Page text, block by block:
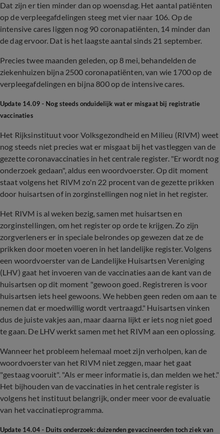
Dat zijn er tien minder dan op woensdag. Het aantal patiënten
op de verpleegafdelingen steeg met vier naar 106. Op de
intensive cares liggen nog 90 coronapatiënten, 14 minder dan
de dag ervoor. Dat is het laagste aantal sinds 21 september.
Precies twee maanden geleden, op 8 mei, behandelden de
ziekenhuizen bijna 2500 coronapatiënten, van wie 1700 op de
verpleegafdelingen en bijna 800 op de intensive cares.
Update 14.09 - Nog steeds onduidelijk wat er misgaat bij registratie
vaccinaties
Het Rijksinstituut voor Volksgezondheid en Milieu (RIVM) weet
nog steeds niet precies wat er misgaat bij het vastleggen van de
gezette coronavaccinaties in het centrale register. "Er wordt nog
onderzoek gedaan", aldus een woordvoerster. Op dit moment
staat volgens het RIVM zo'n 22 procent van de gezette prikken
door huisartsen of in zorginstellingen nog niet in het register.
Het RIVM is al weken bezig, samen met huisartsen en
zorginstellingen, om het register op orde te krijgen. Zo zijn
zorgverleners er in speciale belrondes op gewezen dat ze de
prikken door moeten voeren in het landelijke register. Volgens
een woordvoerster van de Landelijke Huisartsen Vereniging
(LHV) gaat het invoeren van de vaccinaties aan de kant van de
huisartsen op dit moment "gewoon goed. Registreren is voor
huisartsen iets heel gewoons. We hebben geen reden om aan te
nemen dat er moedwillig wordt vertraagd." Huisartsen vinken
dus de juiste vakjes aan, maar daarna lijkt er iets nog niet goed
te gaan. De LHV werkt samen met het RIVM aan een oplossing.
Wanneer het probleem helemaal moet zijn verholpen, kan de
woordvoerster van het RIVM niet zeggen, maar het gaat
"gestaag vooruit". "Als er meer informatie is, dan melden we het."
Het bijhouden van de vaccinaties in het centrale register is
volgens het instituut belangrijk, onder meer voor de evaluatie
van het vaccinatieprogramma.
Update 14.04 - Duits onderzoek: duizenden gevaccineerden toch ziek van